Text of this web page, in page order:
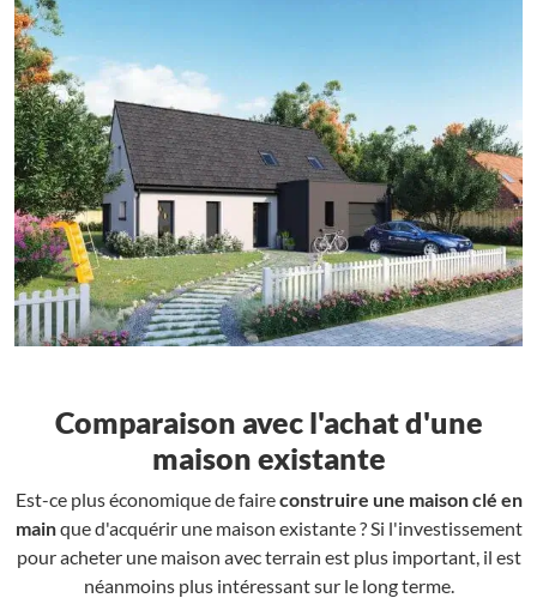
Comparaison avec l'achat d'une
maison existante
Est-ce plus économique de faireconstruire une maison clé en
mainque d'acquérir une maison existante ? Si l'investissement
pour acheter une maison avec terrain est plus important, il est
néanmoins plus intéressant sur le long terme.